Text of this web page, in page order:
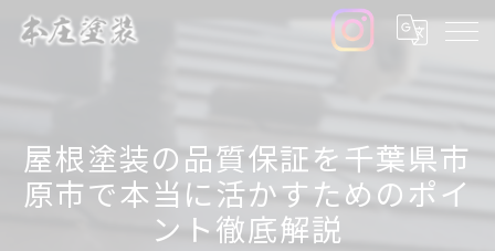
屋根塗装の品質保証を千葉県市
原市で本当に活かすためのポイ
ント徹底解説